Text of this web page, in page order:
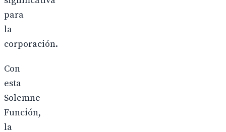
para
la
corporación.
Con
esta
Solemne
Función,
la